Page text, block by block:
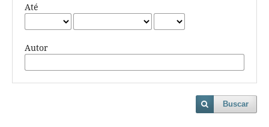
Até
Autor
Buscar